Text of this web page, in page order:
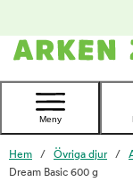
Kontakta
Meny
Hem Övriga djur
Dream Basic 600 g